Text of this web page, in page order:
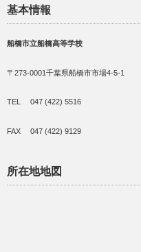
基本情報
船橋市立船橋高等学校
〒273-0001千葉県船橋市市場4-5-1
TEL 047 (422) 5516
FAX 047 (422) 9129
所在地地図